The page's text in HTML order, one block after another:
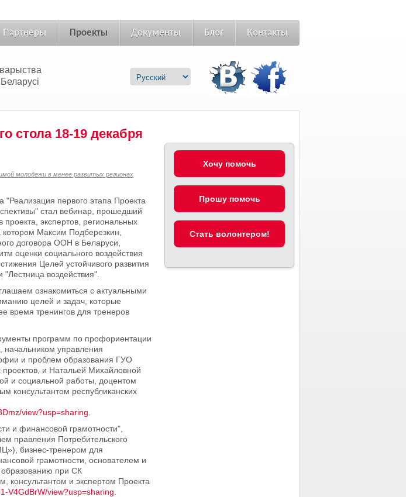
Партнеры Проекты Документы Блог Контакты
Хочу помочь
Прошу помочь
Стать волонтером!
стола 18-19 декабря
молодежи в менее развитых регионах
"Реализация первого этапа Проекта
стал вебинар, прошедший
проекта, экспертов, региональных
котором Максим Подберезкин,
договора ООН в Беларуси,
оценки социального воздействия
Целей устойчивого развития
воздействия".
ознакомиться с актуальными
целей и задач, которые
время тренингов для тренеров
программ по профориентации
начальником управления
и проблем образования ГУО
и Натальей Михайловной
и социальной работы, доцентом
консультантом республиканских
view?usp=sharing
и финансовой грамотности",
правления Потребительского
бизнес-тренером для
грамотности, основателем и
при СК
консультантом и экспертом Проекта
V4GdBrW/view?usp=sharing